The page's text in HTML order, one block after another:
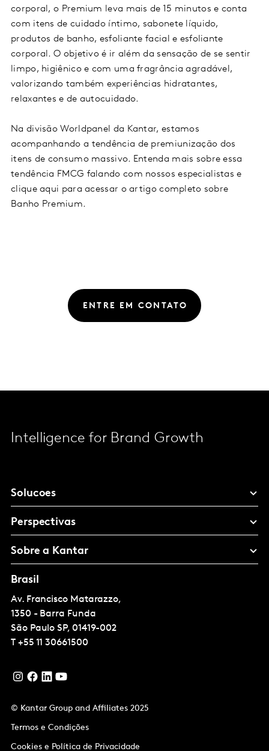
corporal, o Premium leva mais de 15 minutos e conta
com itens de cuidado íntimo, sabonete líquido,
produtos de banho, esfoliante facial e esfoliante
corporal. O objetivo é ir além da sensação de se sentir
limpo, higiênico e com uma fragrância agradável,
valorizando também experiências hidratantes,
relaxantes e de autocuidado.
Na divisão Worldpanel da Kantar, estamos
acompanhando a tendência de premiunização dos
itens de consumo massivo. Entenda mais sobre essa
tendência FMCG falando com nossos especialistas e
clique aqui para acessar o artigo completo sobre
Banho Premium.
ENTRE EM CONTATO
Intelligence for Brand Growth
Solucoes
Perspectivas
Sobre a Kantar
Brasil
Av. Francisco Matarazzo,
1350 - Barra Funda
São Paulo SP, 01419-002
T +55 11 30661500
© Kantar Group and Affiliates 2025
Termos e Condições
Cookies e Política de Privacidade